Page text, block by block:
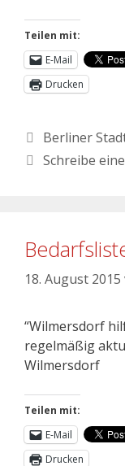
Teilen mit:
E-Mail
Drucken
Berliner
Schreibe
18. August 2015
“Wilmersdorf
regelmäßig
Wilmersdorf
Teilen mit:
E-Mail
Drucken